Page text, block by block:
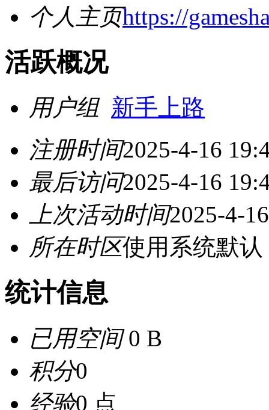
个人主页https://
活跃概况
用户组 新手上路
注册时间2025-4-16
最后访问2025-4-16
上次活动时间2025-4-
所在时区使用系统默认
统计信息
已用空间0 B
积分0
经验0 点